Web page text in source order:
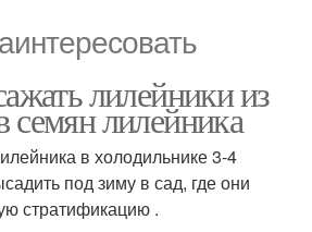
лилейники из
семян лилейника
в холодильнике 3-4
под зиму в сад, где они
стратификацию .